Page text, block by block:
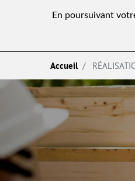
En poursuivant
Accueil